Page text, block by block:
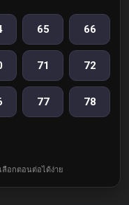
65 66
71 72
77 78
ลือกตอนต่อได้ง่าย